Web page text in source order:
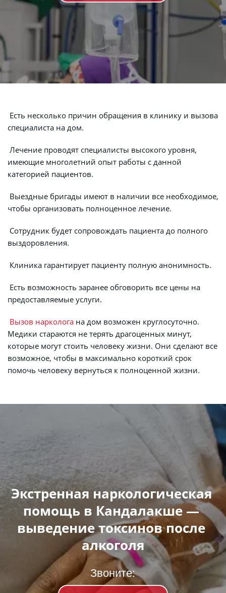
специалиста на дом.
имеющие многолетний опыт работы с данной
категорией пациентов.
чтобы организовать полноценное лечение.
выздоровления.
Клиника гарантирует пациенту полную анонимность.
предоставляемые услуги.
Вызов нарколога на дом возможен круглосуточно.
Медики стараются не терять драгоценных минут,
которые могут стоить человеку жизни. Они сделают все
возможное, чтобы в максимально короткий срок
помочь человеку вернуться к полноценной жизни.
Экстренная наркологическая
помощь в Кандалакше —
выведение токсинов после
алкоголя
Звоните: